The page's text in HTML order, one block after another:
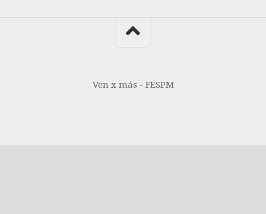
Ven x más - FESPM